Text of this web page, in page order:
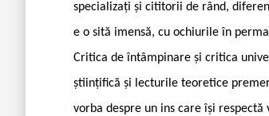
specializați și cititorii de rând,
e o sită imensă, cu ochiurile în
Critica de întâmpinare și critica
științifică și lecturile teoretice
vorba despre un ins care își